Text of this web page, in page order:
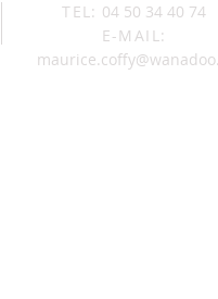
TEL: 04 50 34 40 74
E-MAIL: